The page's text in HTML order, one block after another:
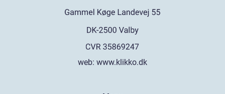
web: www.klikko.dk